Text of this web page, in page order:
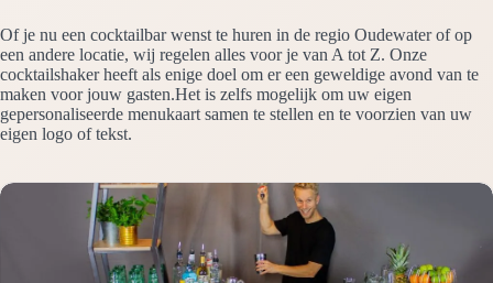
Of je nu een cocktailbar wenst te huren in de regio Oudewater of op
een andere locatie, wij regelen alles voor je van A tot Z. Onze
cocktailshaker heeft als enige doel om er een geweldige avond van te
maken voor jouw gasten.Het is zelfs mogelijk om uw eigen
gepersonaliseerde menukaart samen te stellen en te voorzien van uw
eigen logo of tekst.